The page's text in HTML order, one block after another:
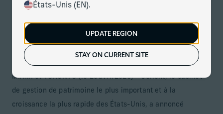
États-Unis (EN).
UPDATE REGION
STAY ON CURRENT SITE
Le 29 avril 2026
Télécharger
Le cabinet étend son partenariat privé pour répondre aux
besoins complexes des familles canadiennes fortunées
MIAMI et TORONTO (le 29 avril 2026) – Corient, le cabinet
de gestion de patrimoine le plus important et à la
croissance la plus rapide des États-Unis, a annoncé